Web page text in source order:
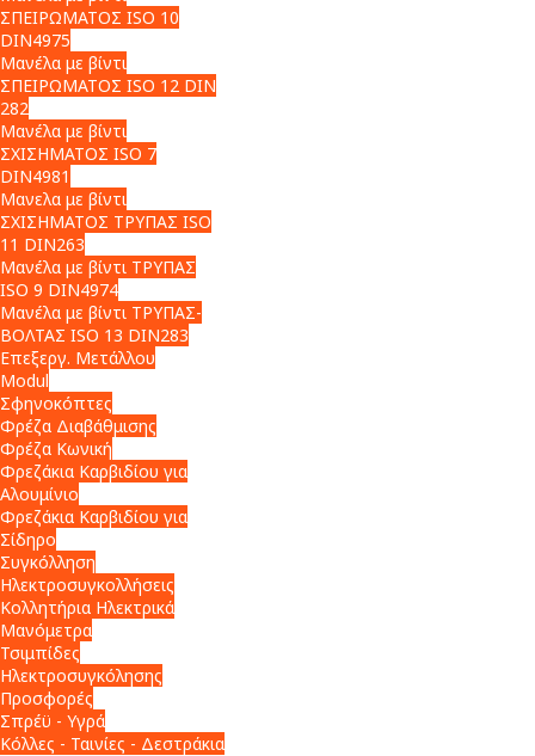
ΣΠΕΙΡΩΜΑΤΟΣ ISO 10
DIN4975
Μανέλα με βίντι
ΣΠΕΙΡΩΜΑΤΟΣ ISO 12 DIN
282
Μανέλα με βίντι
ΣΧΙΣΗΜΑΤΟΣ ISO 7
DIN4981
Μανελα με βίντι
ΣΧΙΣΗΜΑΤΟΣ ΤΡΥΠΑΣ ISO
11 DIN263
Μανέλα με βίντι ΤΡΥΠΑΣ
ISO 9 DIN4974
Μανέλα με βίντι ΤΡΥΠΑΣ-
ΒΟΛΤΑΣ ISO 13 DIN283
Επεξεργ. Μετάλλου
Modul
Σφηνοκόπτες
Φρέζα Διαβάθμισης
Φρέζα Κωνική
Φρεζάκια Καρβιδίου για
Αλουμίνιο
Φρεζάκια Καρβιδίου για
Σίδηρο
Συγκόλληση
Ηλεκτροσυγκολλήσεις
Κολλητήρια Ηλεκτρικά
Μανόμετρα
Τσιμπίδες
Ηλεκτροσυγκόλησης
Προσφορές
Σπρέϋ - Υγρά
Κόλλες - Ταινίες - Δεστράκια